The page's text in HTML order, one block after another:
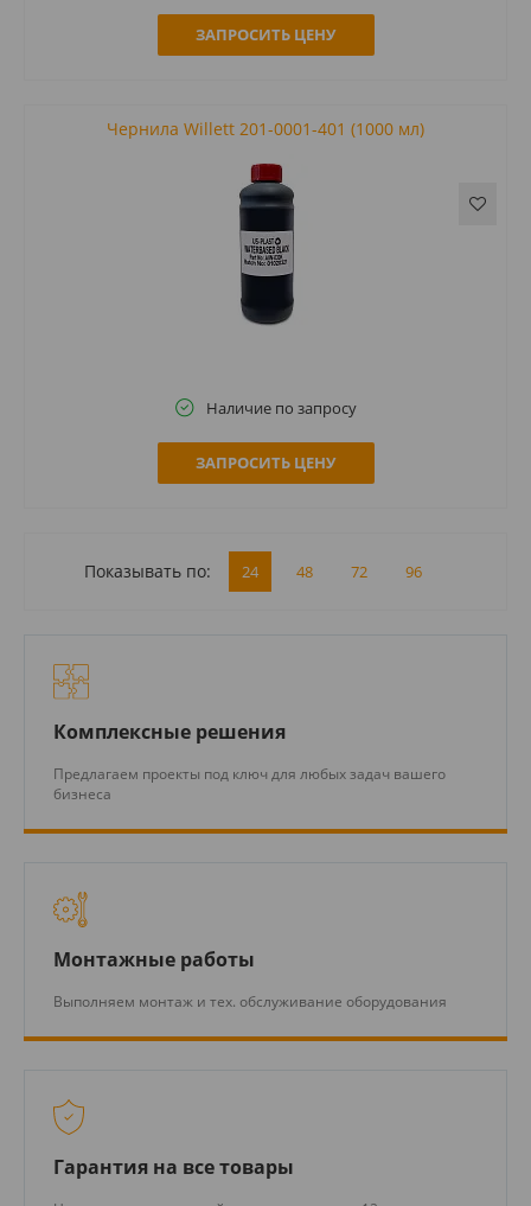
ЗАПРОСИТЬ ЦЕНУ
Чернила Willett 201-0001-401 (1000 мл)
Наличие по запросу
ЗАПРОСИТЬ ЦЕНУ
Показывать по: 24 48 72 96
Комплексные решения
Предлагаем проекты под ключ для любых задач вашего
бизнеса
Монтажные работы
Выполняем монтаж и тех. обслуживание оборудования
Гарантия на все товары